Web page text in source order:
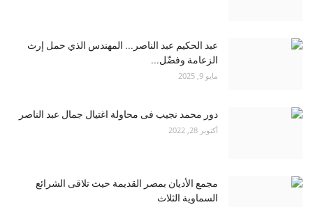
عبد الحكيم عبد الناصر... المهندس الذي حمل إرث
الزعامة وفضّل...
مايو 9, 2025
دور محمد نجيب فى محاولة اغتيال جمال عبد الناصر
أكتوبر 28, 2022
مجمع الأديان بمصر القديمة حيث تلاقى الشرائع
السماوية الثلاث